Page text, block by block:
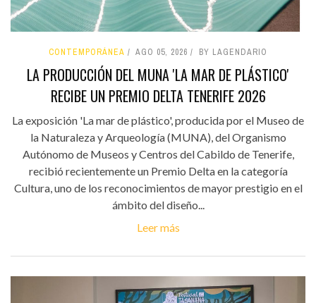
CONTEMPORÁNEA AGO 05, 2026 BY LAGENDARIO
LA PRODUCCIÓN DEL MUNA 'LA MAR DE PLÁSTICO'
RECIBE UN PREMIO DELTA TENERIFE 2026
La exposición 'La mar de plástico', producida por el Museo de
la Naturaleza y Arqueología (MUNA), del Organismo
Autónomo de Museos y Centros del Cabildo de Tenerife,
recibió recientemente un Premio Delta en la categoría
Cultura, uno de los reconocimientos de mayor prestigio en el
ámbito del diseño...
Leer más